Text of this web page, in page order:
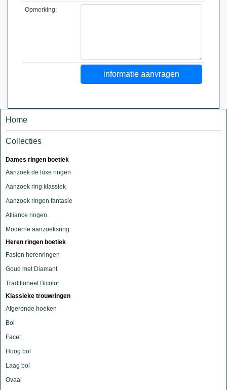
Opmerking:
Home
Collecties
Dames ringen boetiek
Aanzoek de luxe ringen
Aanzoek ring klassiek
Aanzoek ringen fantasie
Alliance ringen
Moderne aanzoeksring
Heren ringen boetiek
Fasion herenringen
Goud met Diamant
Traditioneel Bicolor
Klassieke trouwringen
Afgeronde hoeken
Bol
Facet
Hoog bol
Laag bol
Ovaal